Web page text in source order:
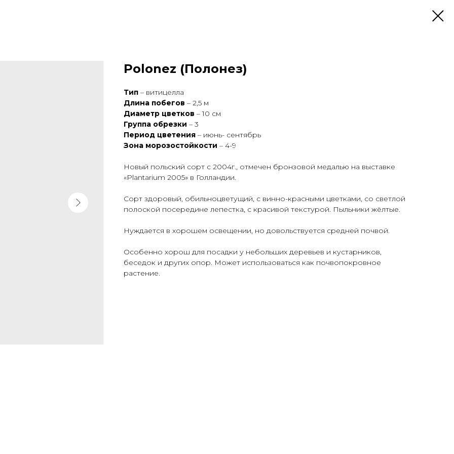
Polonez (Полонез)
Тип – витицелла
Длина побегов – 2,5 м
Диаметр цветков – 10 см
Группа обрезки – 3
Период цветения – июнь- сентябрь
Зона морозостойкости – 4-9
Новый польский сорт с 2004г., отмечен бронзовой медалью на выставке
«Plantarium 2005» в Голландии.
Сорт здоровый, обильноцветущий, с винно-красными цветками, со светлой
полоской посередине лепестка, с красивой текстурой. Пыльники жёлтые.
Нуждается в хорошем освещении, но довольствуется средней почвой.
Особенно хорош для посадки у небольших деревьев и кустарников,
беседок и других опор. Может использоваться как почвопокровное
растение.